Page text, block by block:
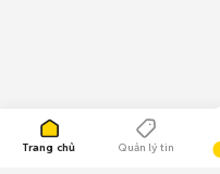
Trang chủ Quản lý tin